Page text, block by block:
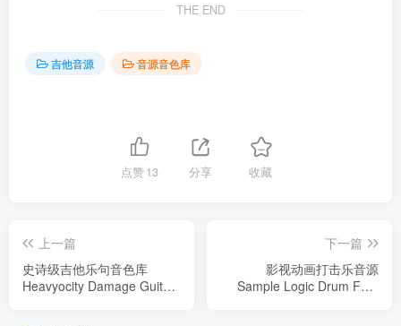
THE END
吉他音源 音源音色库
点赞13 分享 收藏
上一篇
史诗级吉他乐句音色库
Heavyocity Damage Guitars
下一篇
影视动画打击乐音源
Sample Logic Drum Fury